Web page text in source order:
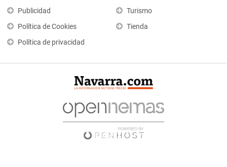
Publicidad
Política de Cookies
Política de privacidad
Turismo
Tienda